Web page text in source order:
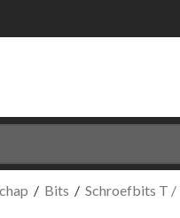
/ Bits / Schroefbits T /